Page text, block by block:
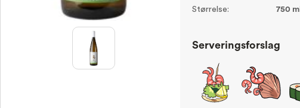
Størrelse: 750 ml
Serveringsforslag